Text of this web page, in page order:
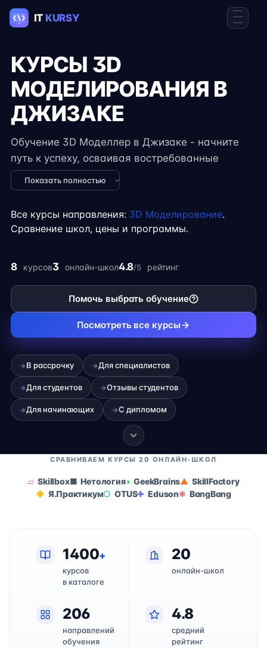
КУРСЫ 3D
МОДЕЛИРОВАНИЯ В
ДЖИЗАКЕ
Обучение 3D Моделлер в Джизаке - начните
путь к успеху, осваивая востребованные
навыки в IT. Курсы подходят для новичков и
специалистов с опытом, включают
консультации экспертов. Гибкий формат
фрилансе.
Показать полностью
Все курсы направления: 3D Моделирование.
Сравнение школ, цены и программы.
8 курсов3 онлайн-школ4.8/5 рейтинг
Помочь выбрать обучение
Посмотреть все курсы
→В рассрочку →Для специалистов
→Для студентов →Отзывы студентов
→Для начинающих →С дипломом
СРАВНИВАЕМ КУРСЫ 20 ОНЛАЙН-ШКОЛ
Skillbox Нетология GeekBrains
SkillFactory
Я.Практикум
OTUS Eduson BangBang
1400+
курсов
в каталоге
20
онлайн-школ
206
направлений
обучения
4.8
средний
рейтинг